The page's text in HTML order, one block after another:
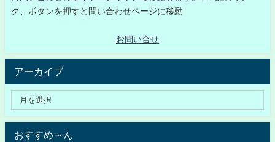
ク、ボタンを押すと問い合わせページに移動
お問い合せ
アーカイブ
おすすめ～ん